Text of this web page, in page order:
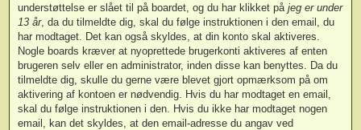
understøttelse er slået til på boardet, og du har klikket på jeg er under
13 år, da du tilmeldte dig, skal du følge instruktionen i den email, du
har modtaget. Det kan også skyldes, at din konto skal aktiveres.
Nogle boards kræver at nyoprettede brugerkonti aktiveres af enten
brugeren selv eller en administrator, inden disse kan benyttes. Da du
tilmeldte dig, skulle du gerne være blevet gjort opmærksom på om
aktivering af kontoen er nødvendig. Hvis du har modtaget en email,
skal du følge instruktionen i den. Hvis du ikke har modtaget nogen
email, kan det skyldes, at den email-adresse du angav ved